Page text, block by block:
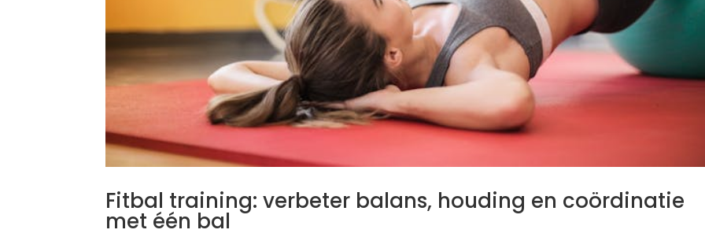
Fitbal training: verbeter balans, houding en coördinatie
met één bal